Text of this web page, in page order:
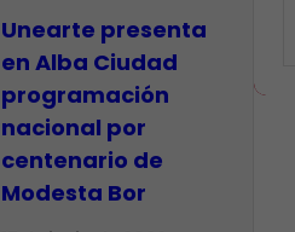
​Unearte presenta
en Alba Ciudad
programación
nacional por
centenario de
Modesta Bor